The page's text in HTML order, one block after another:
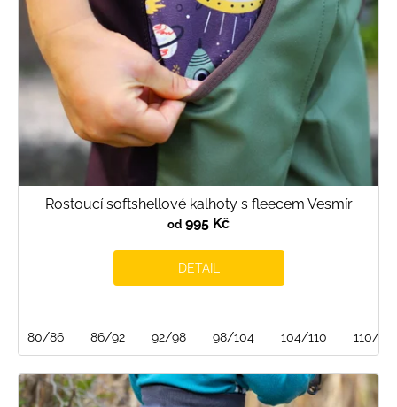
Rostoucí softshellové kalhoty s fleecem Vesmír
od 995 Kč
DETAIL
80/86 86/92 92/98 98/104 104/110 110/116